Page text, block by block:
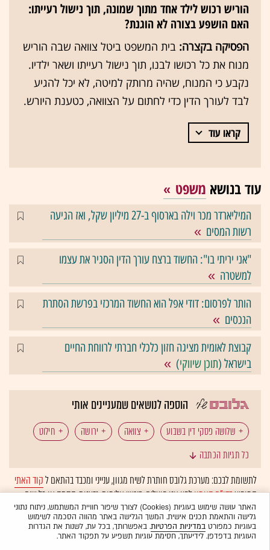
הוריש רכוש לילד אחד מתוך שמונה, תוך נישול רעייתו:
האם הושפע בצורה לא הוגנת?
הפסיקה בקצרה: בית המשפט ביטל צוואה שבה הוריש
מנוח את כל רכושו לבנו, תוך נישול רעייתו ושאר ילדיו.
נקבע כי המנוח, שהיה מרותק למיטה, לא יכל להגיע
לבד לעורך הדין כדי לחתום על הצוואה, כטענת היורש.
קראו עוד
עוד בנושא משפט
המיליארדר מכר וילה בארסוף ב-27 מיליון שקל, ואז הגיעה
רשות המסים
"אני יריתי בו": החשוד ברצח עורך הדין הסגיר את עצמו
למשטרה
הותר לפרסום: דודי אפל הוא החשוד המרכזי בפרשת הסתרת
הנכסים
קבוצת לאומית מציגה חזון כלכלי חברתי לרווחת החיים
בישראל (תוכן שיווקי)
הוספה לנושאים שמעניינים אותי
שלושה פסקי דין בשבוע צוואה ירושה חילוט
ייצוג משפטי
תביעת פיצויים בית המשפט העליון דיני משפחה
עיזבון
כל תגיות הכתבה
לתשומת לבכם: מערכת גלובס חותרת לשיח מגוון, ענייני ומכבד בהתאם לקוד האתי
המופיעבדו"ח האמוןלפיו אנו פועלים. ביטויי אלימות, גזענות, הסתה או כל שיח
בלתי הולם אחר מסוננים בצורהאוטומטיתולא יפורסמו באתר.
האתר עושה שימוש בעוגיות (Cookies) לצורך שיפור חוויית המשתמש, ניתוח נתוני
גלישה והתאמת תכנים אישית. המשך הגלישה באתר מהווה הסכמה לשימוש
בעוגיות כמפורטבמדיניות הפרטיות. באפשרותך, בכל עת, לשנות את הגדרות
העוגיות בדפדפן. לידיעתך, חסימת עוגיות תשפיע על תפקוד האתר.